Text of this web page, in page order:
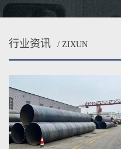
行业资讯 / ZIXUN